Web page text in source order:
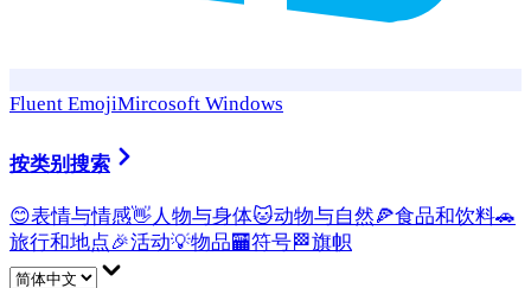
Fluent EmojiMircosoft Windows
按类别搜索
😊表情与情感👋 人物与身体🐱动物与自然🍕食品和饮料🚗
旅行和地点🎉活动💡物品🏧符号🏁旗帜